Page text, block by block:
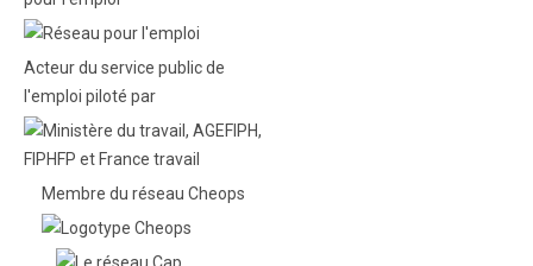
Acteur du service public de
l'emploi piloté par
Membre du réseau Cheops